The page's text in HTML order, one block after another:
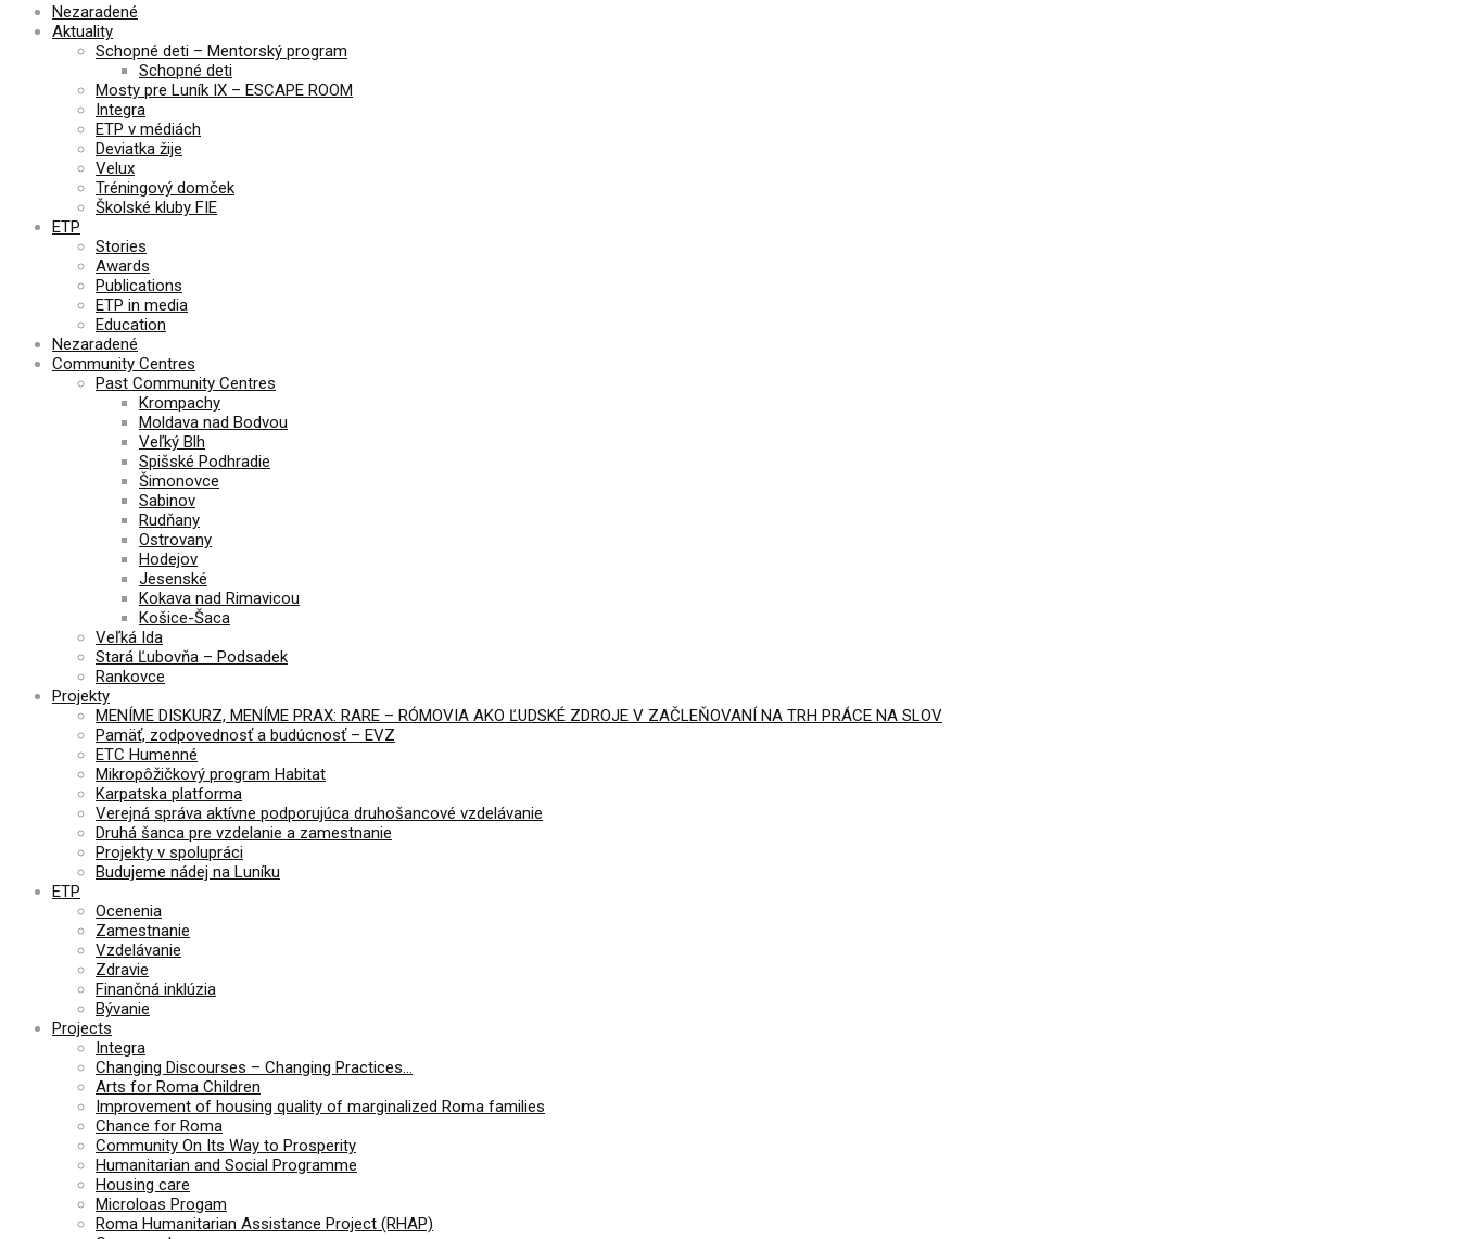
Nezaradené
Aktuality
Schopné deti – Mentorský program
Schopné deti
Mosty pre Luník IX – ESCAPE ROOM
Integra
ETP v médiách
Deviatka žije
Velux
Tréningový domček
Školské kluby FIE
ETP
Stories
Awards
Publications
ETP in media
Education
Nezaradené
Community Centres
Past Community Centres
Krompachy
Moldava nad Bodvou
Veľký Blh
Spišské Podhradie
Šimonovce
Sabinov
Rudňany
Ostrovany
Hodejov
Jesenské
Kokava nad Rimavicou
Košice-Šaca
Veľká Ida
Stará Ľubovňa – Podsadek
Rankovce
Projekty
MENÍME DISKURZ, MENÍME PRAX: RARE – RÓMOVIA AKO ĽUDSKÉ ZDROJE V ZAČLEŇOVANÍ NA TRH PRÁCE NA SLOV
Pamäť, zodpovednosť a budúcnosť – EVZ
ETC Humenné
Mikropôžičkový program Habitat
Karpatska platforma
Verejná správa aktívne podporujúca druhošancové vzdelávanie
Druhá šanca pre vzdelanie a zamestnanie
Projekty v spolupráci
Budujeme nádej na Luníku
ETP
Ocenenia
Zamestnanie
Vzdelávanie
Zdravie
Finančná inklúzia
Bývanie
Projects
Integra
Changing Discourses – Changing Practices…
Arts for Roma Children
Improvement of housing quality of marginalized Roma families
Chance for Roma
Community On Its Way to Prosperity
Humanitarian and Social Programme
Housing care
Microloas Progam
Roma Humanitarian Assistance Project (RHAP)